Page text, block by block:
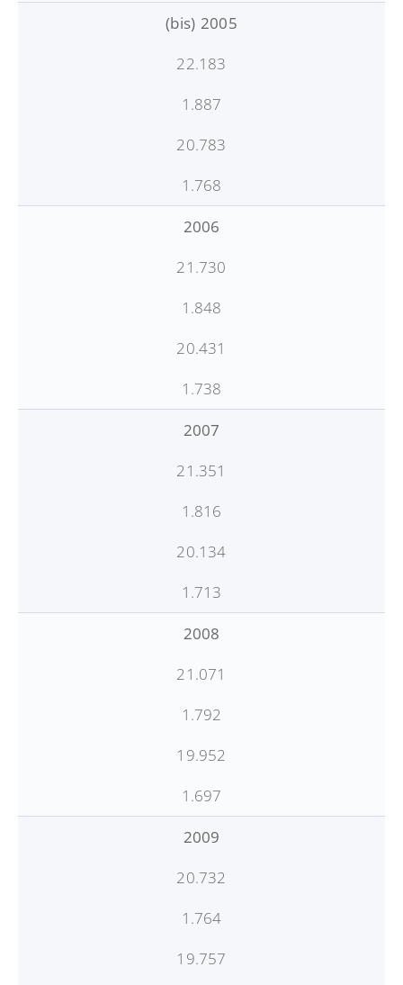
(bis) 2005
22.183
1.887
20.783
1.768
2006
21.730
1.848
20.431
1.738
2007
21.351
1.816
20.134
1.713
2008
21.071
1.792
19.952
1.697
2009
20.732
1.764
19.757